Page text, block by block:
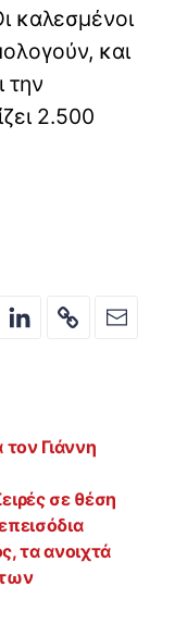
καλεσμένοι
και
την
2.500
Γιάννη
σε θέση
τα ανοιχτά